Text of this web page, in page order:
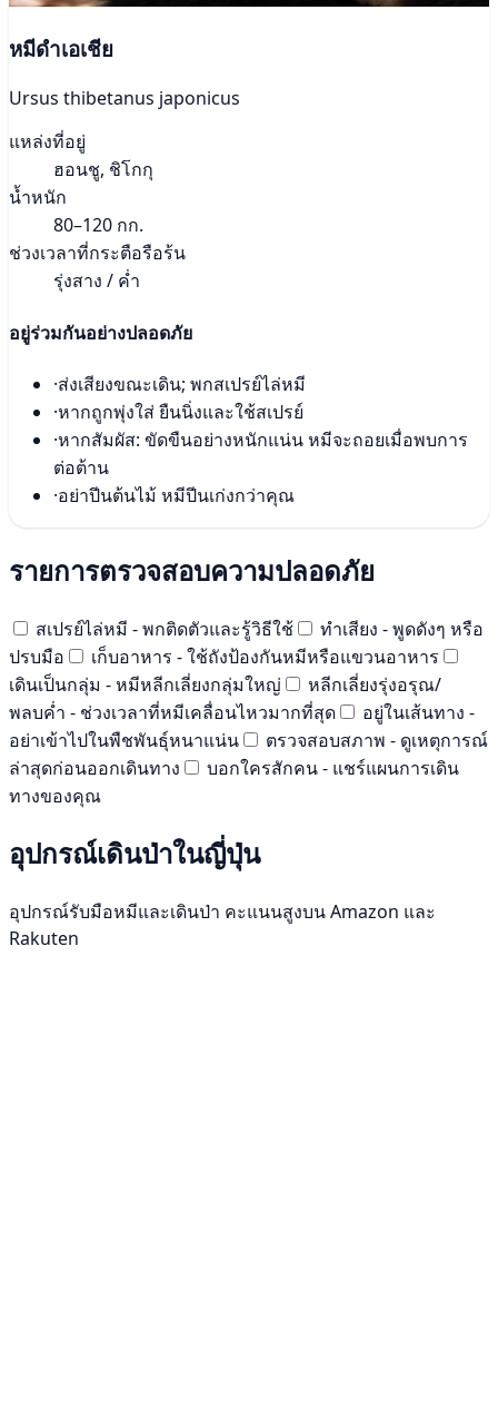
หมีดำเอเชีย
Ursus thibetanus japonicus
แหล่งที่อยู่
ฮอนชู, ชิโกกุ
น้ำหนัก
80–120 กก.
ช่วงเวลาที่กระตือรือร้น
รุ่งสาง / ค่ำ
อยู่ร่วมกันอย่างปลอดภัย
·ส่งเสียงขณะเดิน; พกสเปรย์ไล่หมี
·หากถูกพุ่งใส่ ยืนนิ่งและใช้สเปรย์
·หากสัมผัส: ขัดขืนอย่างหนักแน่น หมีจะถอยเมื่อพบการ
ต่อต้าน
·อย่าปีนต้นไม้ หมีปีนเก่งกว่าคุณ
รายการตรวจสอบความปลอดภัย
สเปรย์ไล่หมี - พกติดตัวและรู้วิธีใช้
ทำเสียง - พูดดังๆ หรือ
ปรบมือ
เก็บอาหาร - ใช้ถังป้องกันหมีหรือแขวนอาหาร
เดินเป็นกลุ่ม - หมีหลีกเลี่ยงกลุ่มใหญ่
หลีกเลี่ยงรุ่งอรุณ/
พลบค่ำ - ช่วงเวลาที่หมีเคลื่อนไหวมากที่สุด
อยู่ในเส้นทาง -
อย่าเข้าไปในพืชพันธุ์หนาแน่น
ตรวจสอบสภาพ - ดูเหตุการณ์
ล่าสุดก่อนออกเดินทาง
บอกใครสักคน - แชร์แผนการเดิน
ทางของคุณ
อุปกรณ์เดินป่าในญี่ปุ่น
อุปกรณ์รับมือหมีและเดินป่า คะแนนสูงบน Amazon และ
Rakuten